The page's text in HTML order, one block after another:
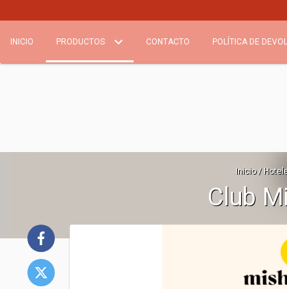
INICIO PRODUCTOS CONTACTO POLÍTICA DE
Inicio /
Club